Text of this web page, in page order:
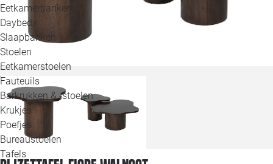
Eetkamerbanken
Daybeds
Slaapbanken
Stoelen
Eetkamerstoelen
Fauteuils
Barkrukken & -stoelen
Krukjes
Poefjes
Bureaustoelen
Tafels